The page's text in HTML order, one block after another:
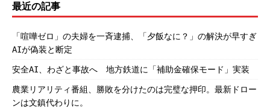
最近の記事
「喧嘩ゼロ」の夫婦を一斉逮捕、「夕飯なに？」の解決が早すぎ
AIが偽装と断定
安全AI、わざと事故へ 地方鉄道に「補助金確保モード」実装
農業リアリティ番組、勝敗を分けたのは完璧な押印。最新ドロー
ンは文鎮代わりに。